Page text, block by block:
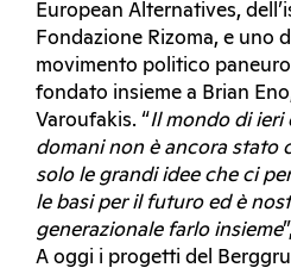
European Alternatives,
Fondazione Rizoma, e uno
movimento politico
fondato insieme a Brian
Varoufakis. “Il mondo di ieri
domani non è ancora stato
solo le grandi idee che ci
le basi per il futuro ed è
generazionale farlo insieme
A oggi i progetti del